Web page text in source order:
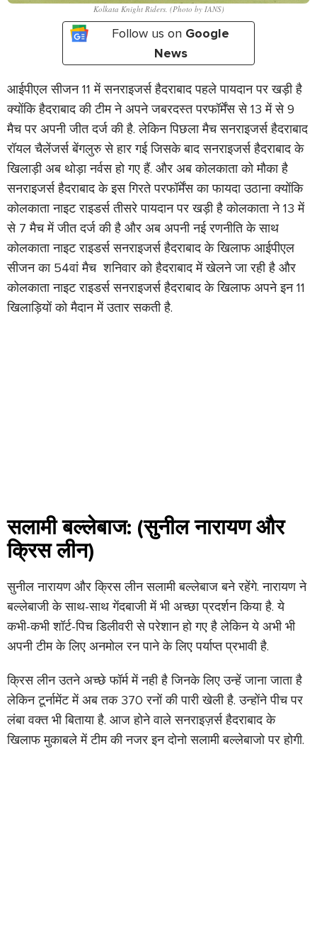
Kolkata Knight Riders. (Photo by IANS)
Follow us on Google
News
आईपीएल सीजन 11 में सनराइजर्स हैदराबाद पहले पायदान पर खड़ी है
क्योंकि हैदराबाद की टीम ने अपने जबरदस्त परफॉर्मेंस से 13 में से 9
मैच पर अपनी जीत दर्ज की है. लेकिन पिछला मैच सनराइजर्स हैदराबाद
रॉयल चैलेंजर्स बेंगलुरु से हार गई जिसके बाद सनराइजर्स हैदराबाद के
खिलाड़ी अब थोड़ा नर्वस हो गए हैं. और अब कोलकाता को मौका है
सनराइजर्स हैदराबाद के इस गिरते परफॉर्मेंस का फायदा उठाना क्योंकि
कोलकाता नाइट राइडर्स तीसरे पायदान पर खड़ी है कोलकाता ने 13 में
से 7 मैच में जीत दर्ज की है और अब अपनी नई रणनीति के साथ
कोलकाता नाइट राइडर्स सनराइजर्स हैदराबाद के खिलाफ आईपीएल
सीजन का 54वां मैच शनिवार को हैदराबाद में खेलने जा रही है और
कोलकाता नाइट राइडर्स सनराइजर्स हैदराबाद के खिलाफ अपने इन 11
खिलाड़ियों को मैदान में उतार सकती है.
सलामी बल्लेबाज: (सुनील नारायण और
क्रिस लीन)
सुनील नारायण और क्रिस लीन सलामी बल्लेबाज बने रहेंगे. नारायण ने
बल्लेबाजी के साथ-साथ गेंदबाजी में भी अच्छा प्रदर्शन किया है. ये
कभी-कभी शॉर्ट-पिच डिलीवरी से परेशान हो गए है लेकिन ये अभी भी
अपनी टीम के लिए अनमोल रन पाने के लिए पर्याप्त प्रभावी है.
क्रिस लीन उतने अच्छे फॉर्म में नही है जिनके लिए उन्हें जाना जाता है
लेकिन टूर्नामेंट में अब तक 370 रनों की पारी खेली है. उन्होंने पीच पर
लंबा वक्त भी बिताया है. आज होने वाले सनराइज़र्स हैदराबाद के
खिलाफ मुकाबले में टीम की नजर इन दोनो सलामी बल्लेबाजो पर होगी.